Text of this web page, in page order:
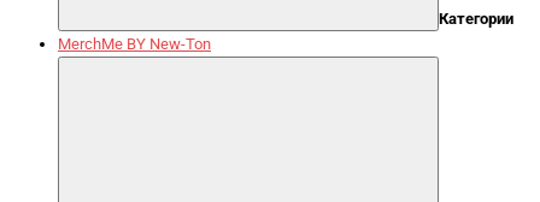
Категории
MerchMe BY New-Ton